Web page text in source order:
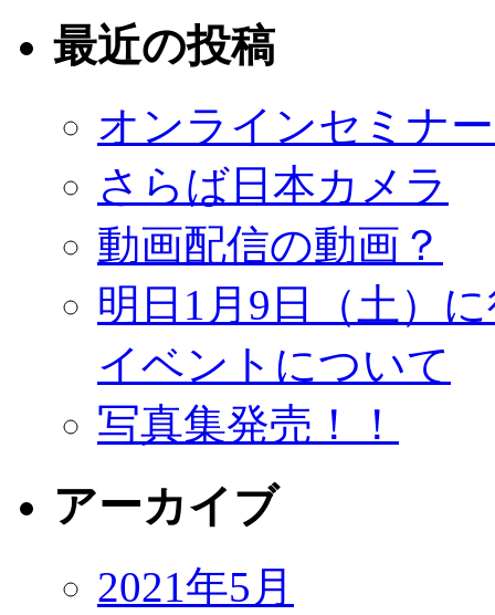
最近の投稿
オンラインセミナ
さらば日本カメラ
動画配信の動画？
明日1月9日（土）
イベントについて
写真集発売！！
アーカイブ
2021年5月